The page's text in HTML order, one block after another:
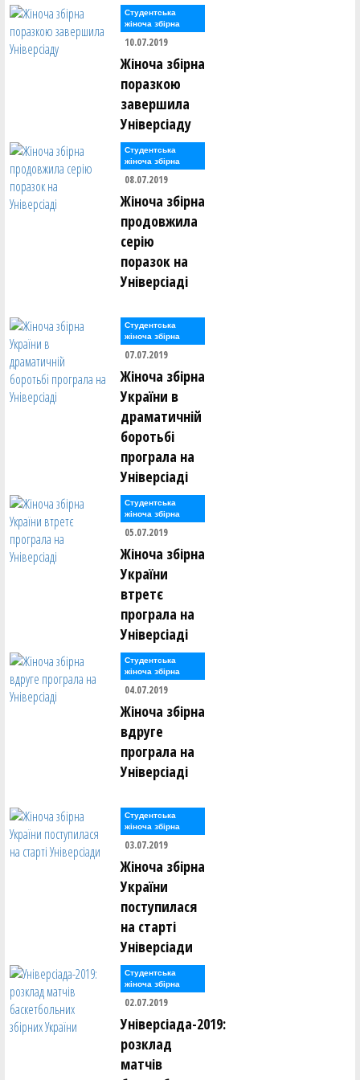
Олександр Закревський ()
Валерій Залевський ()
Нікіта Захарченко ()
Леонід Зелінський ()
Костянтин Іванов ()
Олександр Іванов ()
Олександр Іванов ()
Денис Івахнін ()
Владислав Ісаченко ()
Станіслав Каковкін ()
Ігор Калугін ()
Богдан Капелян ()
Микита Каравашкін ()
Даніїл Карпов ()
Владислав Кікоть ()
Ігор Кісліцин ()
Антон Кітаєв ()
Вадим Ковальов ()
Сергій Козанчук ()
Олександр Коломієць ()
Андрій Кондратенко ()
Дмитро Корабльов ()
Петро Корнута ()
Андрій Коростильов ()
Катерина Коротюк ()
Костянтин Котов ()
Олексій Кравченко ()
Юрій Кривун ()
Андрій Кротько ()
Олександр Кубашевський ()
Данило Кузьменко ()
Артем Ляшенко ()
Олексій Мазур ()
Андрій Макаренко ()
Дар’я Макаренко ()
Марина Малафєєва ()
Анастасія Мартовицька ()
Михайло Маслак ()
Олександр Маслов ()
Микита Мельник ()
Нікіта Мельник ()
Андрій Менько ()
Валентин Мирончик ()
Валентин Мирончик ()
Дмитро Михайлов ()
Михайло Мостовий ()
Студентська
жіноча збірна
10.07.2019
Жіноча збірна
поразкою
завершила
Універсіаду
Студентська
жіноча збірна
08.07.2019
Жіноча збірна
продовжила
серію
поразок на
Універсіаді
Студентська
жіноча збірна
07.07.2019
Жіноча збірна
України в
драматичній
боротьбі
програла на
Універсіаді
Студентська
жіноча збірна
05.07.2019
Жіноча збірна
України
втретє
програла на
Універсіаді
Студентська
жіноча збірна
04.07.2019
Жіноча збірна
вдруге
програла на
Універсіаді
Студентська
жіноча збірна
03.07.2019
Жіноча збірна
України
поступилася
на старті
Універсіади
Студентська
жіноча збірна
02.07.2019
Універсіада-2019:
розклад
матчів